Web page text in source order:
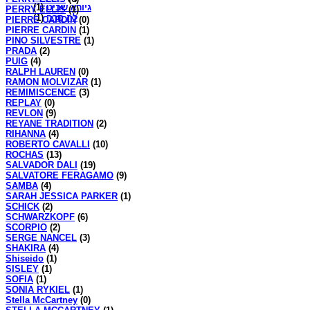
גיורא שביט(1)
לה סרה(1)
PERRY ELLIS(1)
PIERRE CARDIN(0)
PIERRE CARDIN (1)
PINO SILVESTRE (1)
PRADA (2)
PUIG (4)
RALPH LAUREN (0)
RAMON MOLVIZAR (1)
REMIMISCENCE (3)
REPLAY (0)
REVLON (9)
REYANE TRADITION (2)
RIHANNA (4)
ROBERTO CAVALLI (10)
ROCHAS (13)
SALVADOR DALI (19)
SALVATORE FERAGAMO (9)
SAMBA (4)
SARAH JESSICA PARKER (1)
SCHICK (2)
SCHWARZKOPF (6)
SCORPIO (2)
SERGE NANCEL (3)
SHAKIRA (4)
Shiseido (1)
SISLEY (1)
SOFIA (1)
SONIA RYKIEL (1)
Stella McCartney (0)